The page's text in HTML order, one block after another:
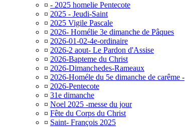
¤ - 2025 homelie Pentecote
¤ 2025 - Jeudi-Saint
¤ 2025 Vigile Pascale
¤ 2026- Homélie 3e dimanche de Pâques
¤ 2026-01-02-4e-ordinaire
¤ 2026-2 aout- Le Pardon d'Assise
¤ 2026-Bapteme du Christ
¤ 2026-Dimanchedes-Rameaux
¤ 2026-Homéle du 5e dimanche de carême -
¤ 2026-Pentecote
¤ 31e dimanche
¤ Noel 2025 -messe du jour
¤ Fête du Corps du Christ
¤ Saint- François 2025